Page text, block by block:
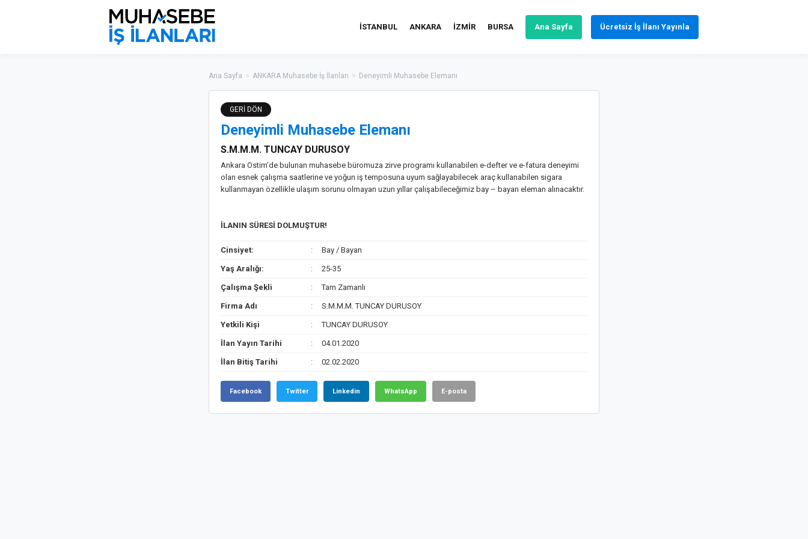
İSTANBUL ANKARA İZMİR BURSA Ana Sayfa Ücretsiz İş İlanı Yayınla
Ana Sayfa > ANKARA Muhasebe İş İlanları > Deneyimli Muhasebe Elemanı
GERİ DÖN
Deneyimli Muhasebe Elemanı
S.M.M.M. TUNCAY DURUSOY
Ankara Ostim’de bulunan muhasebe büromuza zirve programı kullanabilen e-defter ve e-fatura deneyimi
olan esnek çalışma saatlerine ve yoğun iş temposuna uyum sağlayabilecek araç kullanabilen sigara
kullanmayan özellikle ulaşım sorunu olmayan uzun yıllar çalışabileceğimiz bay – bayan eleman alınacaktır.
İLANIN SÜRESİ DOLMUŞTUR!
Cinsiyet: Bay / Bayan
Yaş Aralığı: 25-35
Çalışma Şekli Tam Zamanlı
Firma Adı S.M.M.M. TUNCAY DURUSOY
Yetkili Kişi TUNCAY DURUSOY
İlan Yayın Tarihi 04.01.2020
İlan Bitiş Tarihi 02.02.2020
Facebook Twitter Linkedin WhatsApp E-posta